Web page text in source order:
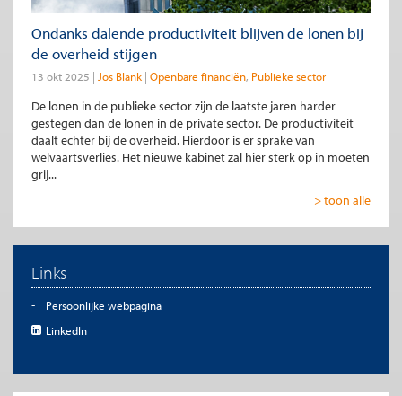
Ondanks dalende productiviteit blijven de lonen bij
de overheid stijgen
13 okt 2025 Jos Blank Openbare financiën Publieke sector
De lonen in de publieke sector zijn de laatste jaren harder
gestegen dan de lonen in de private sector. De productiviteit
daalt echter bij de overheid. Hierdoor is er sprake van
welvaartsverlies. Het nieuwe kabinet zal hier sterk op in moeten
grij...
> toon alle
Links
Persoonlijke webpagina
LinkedIn